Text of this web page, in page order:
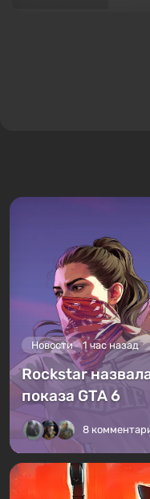
Новости 1 час назад
Rockstar
показа GTA 6
8